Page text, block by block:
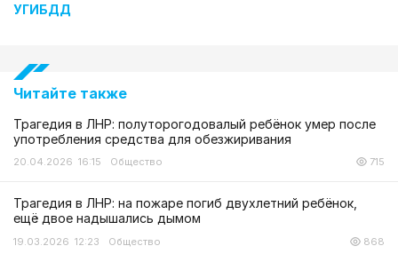
УГИБДД
Читайте также
Трагедия в ЛНР: полуторогодовалый ребёнок умер после
употребления средства для обезжиривания
20.04.2026 16:15 Общество 715
Трагедия в ЛНР: на пожаре погиб двухлетний ребёнок,
ещё двое надышались дымом
19.03.2026 12:23 Общество 868